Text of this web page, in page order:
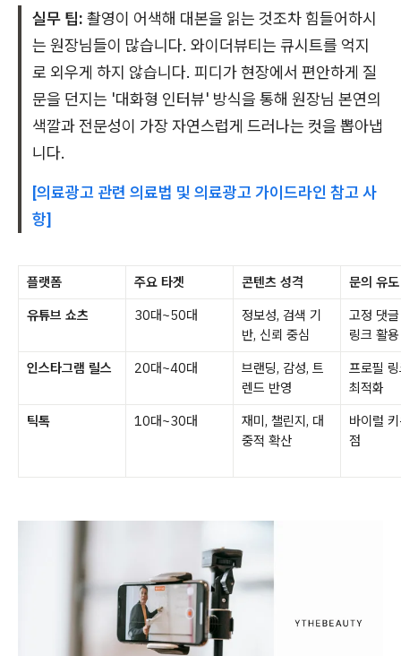
실무 팁: 촬영이 어색해 대본을 읽는 것조차 힘들어하시
는 원장님들이 많습니다. 와이더뷰티는 큐시트를 억지
로 외우게 하지 않습니다. 피디가 현장에서 편안하게 질
문을 던지는 '대화형 인터뷰' 방식을 통해 원장님 본연의
색깔과 전문성이 가장 자연스럽게 드러나는 컷을 뽑아냅
니다.
[의료광고 관련 의료법 및 의료광고 가이드라인 참고 사
항]
플랫폼 주요 타겟 콘텐츠 성격
문의 유
유튜브 쇼츠
30대~50대
정보성, 검색 기
반, 신뢰 중심
고정 댓
링크 활용
인스타그램 릴스
20대~40대
브랜딩, 감성, 트
렌드 반영
프로필
최적화
틱톡
10대~30대
재미, 챌린지, 대
중적 확산
바이럴
점